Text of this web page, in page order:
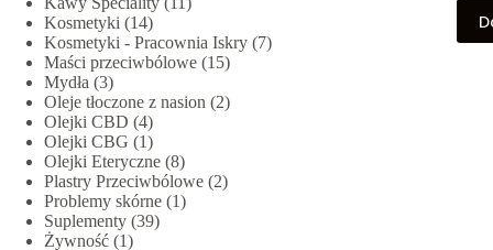
Kosmetyki (14)
Kosmetyki - Pracownia Iskry (7)
Maści przeciwbólowe (15)
Mydła (3)
Oleje tłoczone z nasion (2)
Olejki CBD (4)
Olejki CBG (1)
Olejki Eteryczne (8)
Plastry Przeciwbólowe (2)
Problemy skórne (1)
Suplementy (39)
Żywność (1)